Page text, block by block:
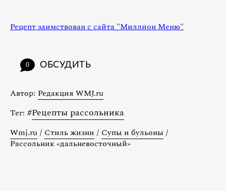
Рецепт заимствован с сайта "Миллион Меню"
0 ОБСУДИТЬ
Автор: Редакция WMJ.ru
Тег: #Рецепты рассольника
Wmj.ru / Стиль жизни / Супы и бульоны /
Рассольник «дальневосточный»